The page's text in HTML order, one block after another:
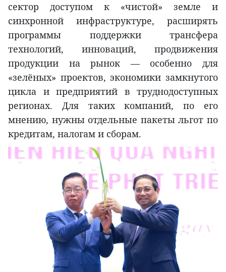
сектор доступом к «чистой» земле и
синхронной инфраструктуре, расширять
программы поддержки трансфера
технологий, инноваций, продвижения
продукции на рынок — особенно для
«зелёных» проектов, экономики замкнутого
цикла и предприятий в труднодоступных
регионах. Для таких компаний, по его
мнению, нужны отдельные пакеты льгот по
кредитам, налогам и сборам.